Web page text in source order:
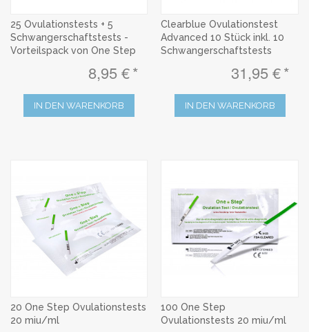
25 Ovulationstests + 5
Schwangerschaftstests -
Vorteilspack von One Step
8,95 €
IN DEN WARENKORB
Clearblue Ovulationstest
Advanced 10 Stück inkl. 10
Schwangerschaftstests
31,95 €
IN DEN WARENKORB
20 One Step Ovulationstests
20 miu/ml
100 One Step
Ovulationstests 20 miu/ml